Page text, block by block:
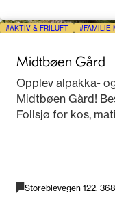
AKTIV & FRILUFT FAMILIE
Midtbøen Gård
Opplev alpakka-
Midtbøen Gård!
Follsjø for kos,
Storeblevegen 122,